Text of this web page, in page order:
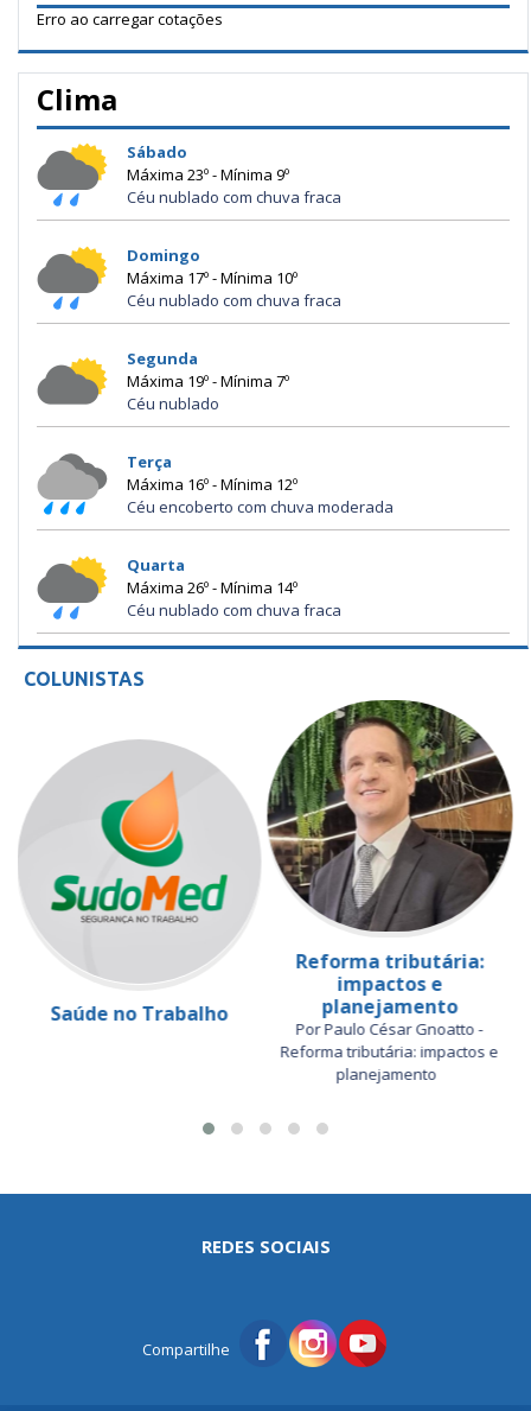
Erro ao carregar cotações
Clima
Sábado
Máxima 23º - Mínima 9º
Céu nublado com chuva fraca
Domingo
Máxima 17º - Mínima 10º
Céu nublado com chuva fraca
Segunda
Máxima 19º - Mínima 7º
Céu nublado
Terça
Máxima 16º - Mínima 12º
Céu encoberto com chuva moderada
Quarta
Máxima 26º - Mínima 14º
Céu nublado com chuva fraca
COLUNISTAS
Saúde no Trabalho
Reforma tributária:
impactos e
planejamento
Por Paulo César Gnoatto -
Reforma tributária: impactos e
planejamento
REDES SOCIAIS
Compartilhe